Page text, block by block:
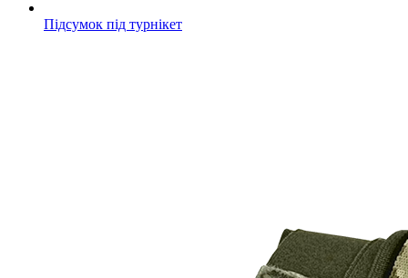
Підсумок під турнікет